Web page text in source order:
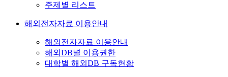
주제별 리스트
해외전자자료 이용안내
해외전자자료 이용안내
해외DB별 이용권한
대학별 해외DB 구독현황